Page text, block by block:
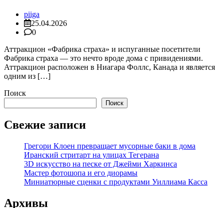
piiga
25.04.2026
0
Аттракцион «Фабрика страха» и испуганные посетители
Фабрика страха — это нечто вроде дома с привидениями.
Аттракцион расположен в Ниагара Фоллс, Канада и является
одним из […]
Поиск
Поиск
Свежие записи
Грегори Клоен превращает мусорные баки в дома
Иранский стритарт на улицах Тегерана
3D искусство на песке от Джейми Харкинса
Мастер фотошопа и его диорамы
Миниатюрные сценки с продуктами Уиллиама Касса
Архивы